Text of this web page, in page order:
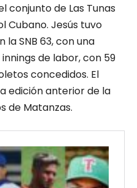
conjunto de Las Tunas
Cubano. Jesús tuvo
SNB 63, con una
de labor, con 59
concedidos. El
edición anterior de la
de Matanzas.